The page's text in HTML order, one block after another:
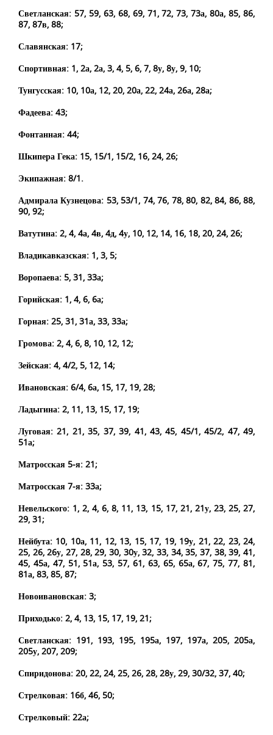
Светланская: 57, 59, 63, 68, 69, 71, 72, 73, 73а, 80а, 85, 86,
87, 87в, 88;
Славянская: 17;
Спортивная: 1, 2а, 2а, 3, 4, 5, 6, 7, 8у, 8у, 9, 10;
Тунгусская: 10, 10а, 12, 20, 20а, 22, 24а, 26а, 28а;
Фадеева: 43;
Фонтанная: 44;
Шкипера Гека: 15, 15/1, 15/2, 16, 24, 26;
Экипажная: 8/1.
Адмирала Кузнецова: 53, 53/1, 74, 76, 78, 80, 82, 84, 86, 88,
90, 92;
Ватутина: 2, 4, 4а, 4в, 4д, 4у, 10, 12, 14, 16, 18, 20, 24, 26;
Владикавказская: 1, 3, 5;
Воропаева: 5, 31, 33а;
Горийская: 1, 4, 6, 6а;
Горная: 25, 31, 31а, 33, 33а;
Громова: 2, 4, 6, 8, 10, 12, 12;
Зейская: 4, 4/2, 5, 12, 14;
Ивановская: 6/4, 6а, 15, 17, 19, 28;
Ладыгина: 2, 11, 13, 15, 17, 19;
Луговая: 21, 21, 35, 37, 39, 41, 43, 45, 45/1, 45/2, 47, 49,
51а;
Матросская 5-я: 21;
Матросская 7-я: 33а;
Невельского: 1, 2, 4, 6, 8, 11, 13, 15, 17, 21, 21у, 23, 25, 27,
29, 31;
Нейбута: 10, 10а, 11, 12, 13, 15, 17, 19, 19у, 21, 22, 23, 24,
25, 26, 26у, 27, 28, 29, 30, 30у, 32, 33, 34, 35, 37, 38, 39, 41,
45, 45а, 47, 51, 51а, 53, 57, 61, 63, 65, 65а, 67, 75, 77, 81,
81а, 83, 85, 87;
Новоивановская: 3;
Приходько: 2, 4, 13, 15, 17, 19, 21;
Светланская: 191, 193, 195, 195а, 197, 197а, 205, 205а,
205у, 207, 209;
Спиридонова: 20, 22, 24, 25, 26, 28, 28у, 29, 30/32, 37, 40;
Стрелковая: 16б, 46, 50;
Стрелковый: 22а;